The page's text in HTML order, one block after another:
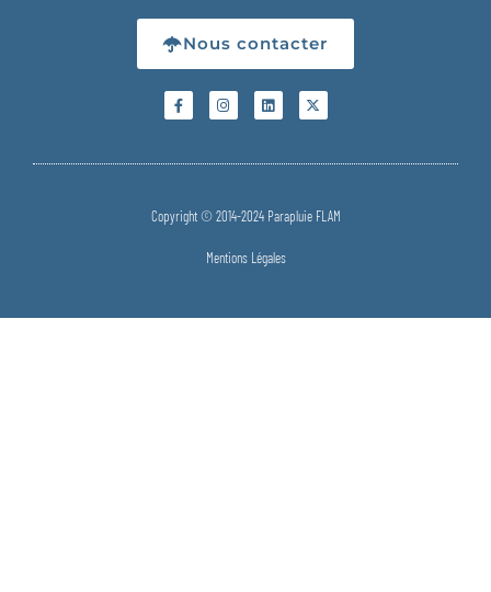
Nous contacter
Copyright © 2014-2024 Parapluie FLAM
Mentions Légales